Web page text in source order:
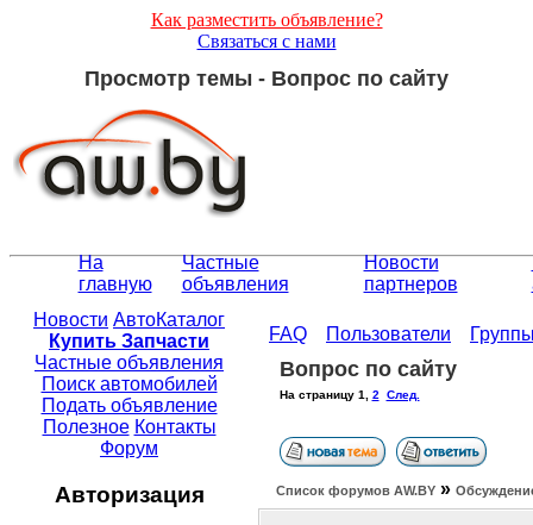
Как разместить объявление?
Связаться с нами
Просмотр темы - Вопрос по сайту
На
главную
Частные
объявления
Новости
партнеров
Новости АвтоКаталог
Купить Запчасти
Частные объявления
Поиск автомобилей
Подать объявление
Полезное Контакты
Форум
Авторизация
FAQ Пользователи
Вопрос по сайту
На страницу 1 2 След.
Список форумов АW.BY »